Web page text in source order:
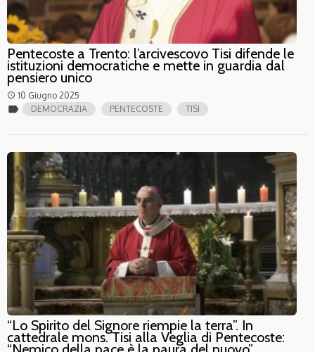
Pentecoste a Trento: l’arcivescovo Tisi difende le
istituzioni democratiche e mette in guardia dal
pensiero unico
access_time 10 Giugno 2025
label DEMOCRAZIA PENTECOSTE TISI
“Lo Spirito del Signore riempie la terra”. In
cattedrale mons. Tisi alla Veglia di Pentecoste: